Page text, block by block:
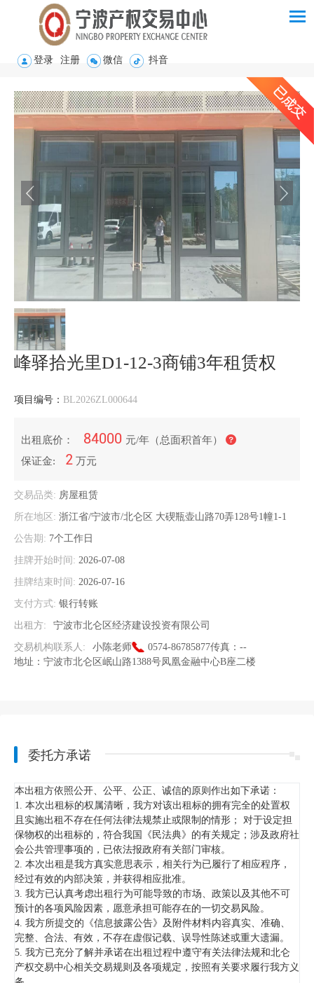
登录 注册 微信 抖音
峰驿拾光里D1-12-3商铺3年租赁权
项目编号： BL2026ZL000644
出租底价： 84000 元/年（总面积首年）
保证金:
2 万元
交易品类: 房屋租赁
所在地区: 浙江省/宁波市/北仑区 大碶瓶壶山路70弄128号1幢1-1
公告期: 7个工作日
挂牌开始时间: 2026-07-08
挂牌结束时间: 2026-07-16
支付方式: 银行转账
出租方: 宁波市北仑区经济建设投资有限公司
交易机构联系人: 小陈老师 0574-86785877传真： --
地址： 宁波市北仑区岷山路1388号凤凰金融中心B座二楼
委托方承诺
本出租方依照公开、公平、公正、诚信的原则作出如下承诺：
1. 本次出租标的权属清晰，我方对该出租标的拥有完全的处置权
且实施出租不存在任何法律法规禁止或限制的情形； 对于设定担
保物权的出租标的，符合我国《民法典》的有关规定；涉及政府社
会公共管理事项的，已依法报政府有关部门审核。
2. 本次出租是我方真实意思表示，相关行为已履行了相应程序，
经过有效的内部决策，并获得相应批准。
3. 我方已认真考虑出租行为可能导致的市场、政策以及其他不可
预计的各项风险因素，愿意承担可能存在的一切交易风险。
4. 我方所提交的《信息披露公告》及附件材料内容真实、准确、
完整、合法、有效，不存在虚假记载、误导性陈述或重大遗漏。
5. 我方已充分了解并承诺在出租过程中遵守有关法律法规和北仑
产权交易中心相关交易规则及各项规定，按照有关要求履行我方义